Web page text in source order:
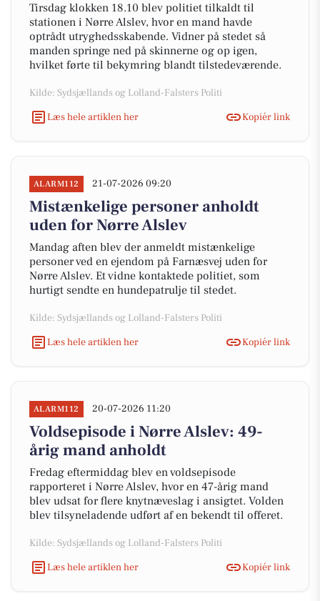
Tirsdag klokken 18.10 blev politiet tilkaldt til
stationen i Nørre Alslev, hvor en mand havde
optrådt utryghedsskabende. Vidner på stedet så
manden springe ned på skinnerne og op igen,
hvilket førte til bekymring blandt tilstedeværende.
Kilde: Sydsjællands og Lolland-Falsters Politi
Læs hele artiklen her
Kopiér link
ALARM112 21-07-2026 09:20
Mistænkelige personer anholdt
uden for Nørre Alslev
Mandag aften blev der anmeldt mistænkelige
personer ved en ejendom på Farnæsvej uden for
Nørre Alslev. Et vidne kontaktede politiet, som
hurtigt sendte en hundepatrulje til stedet.
Kilde: Sydsjællands og Lolland-Falsters Politi
Læs hele artiklen her
Kopiér link
ALARM112 20-07-2026 11:20
Voldsepisode i Nørre Alslev: 49-
årig mand anholdt
Fredag eftermiddag blev en voldsepisode
rapporteret i Nørre Alslev, hvor en 47-årig mand
blev udsat for flere knytnæveslag i ansigtet. Volden
blev tilsyneladende udført af en bekendt til offeret.
Kilde: Sydsjællands og Lolland-Falsters Politi
Læs hele artiklen her
Kopiér link